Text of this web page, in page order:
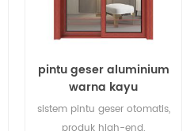
pintu geser aluminium
warna kayu
sistem pintu geser otomatis,